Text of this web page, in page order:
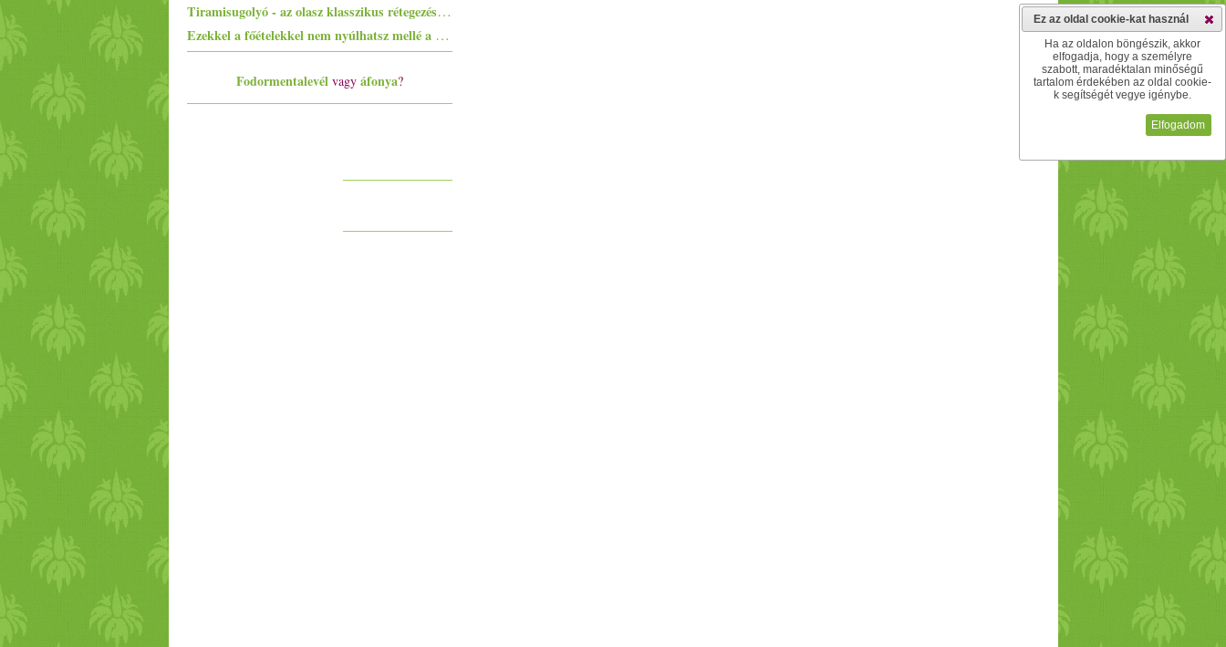
Tiramisugolyó - az olasz klasszikus rétegezés nélkül, falatnyi verzióban
Ezekkel a főételekkel nem nyúlhatsz mellé a hőségben - 5+1 kánikularecept
Fodormentalevél vagy áfonya?
Ez az oldal cookie-kat használ
Ha az oldalon böngészik, akkor
elfogadja, hogy a személyre
szabott, maradéktalan minőségű
tartalom érdekében az oldal cookie-
k segítségét vegye igénybe.
Elfogadom